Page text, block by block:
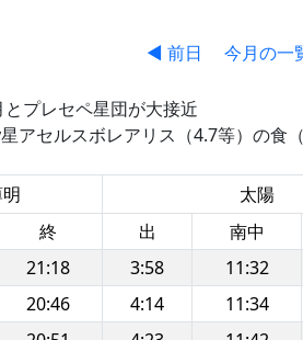
◀ 前日 今月の一
プレセペ星団が大接近
アセルスボレアリス（4.7等）の食
太陽
終 出 南中
21:18 3:58 11:32
20:46 4:14 11:34